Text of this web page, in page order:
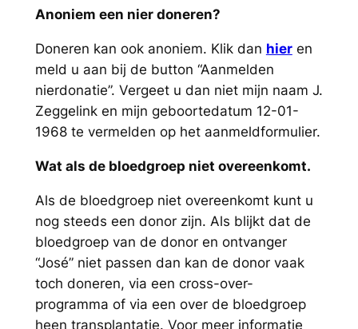
Anoniem een nier doneren?
Doneren kan ook anoniem. Klik dan hieren
meld u aan bij de button “Aanmelden
nierdonatie”. Vergeet u dan niet mijn naam J.
Zeggelink en mijn geboortedatum 12-01-
1968 te vermelden op het aanmeldformulier.
Wat als de bloedgroep niet overeenkomt.
Als de bloedgroep niet overeenkomt kunt u
nog steeds een donor zijn. Als blijkt dat de
bloedgroep van de donor en ontvanger
“José” niet passen dan kan de donor vaak
toch doneren, via een cross-over-
programma of via een over de bloedgroep
heen transplantatie. Voor meer informatie